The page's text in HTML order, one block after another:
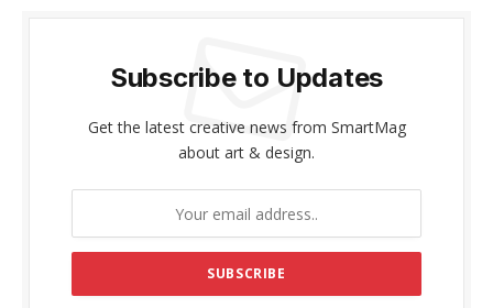
Subscribe to Updates
Get the latest creative news from SmartMag
about art & design.